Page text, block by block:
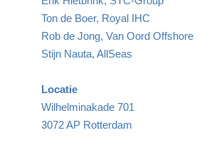
Ton de Boer, Royal IHC
Rob de Jong, Van Oord Offshore
Stijn Nauta, AllSeas
Locatie
Wilhelminakade 701
3072 AP Rotterdam